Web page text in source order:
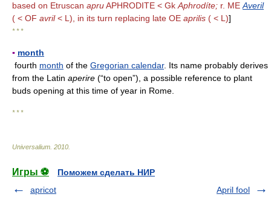
based on Etruscan apruAPHRODITE < Gk Aphrodíte; r. ME Averil
( < OF avril< L), in its turn replacing late OE aprilis ( < L)]
* * *
▪ month
fourth month of the Gregorian calendar. Its name probably derives
from the Latin aperire (“to open”), a possible reference to plant
buds opening at this time of year in Rome.
* * *
Universalium 2010
Игры ⚽
Поможем сделать НИР
apricot
April fool